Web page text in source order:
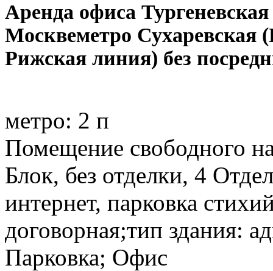
Аренда офиса
Москвеметро Сухаревская
Рижская линия) без
метро: 2 п
Помещение свободного
Блок, без отделки, 4
интернет, парковка
договорная;тип здания:
Парковка; Офис